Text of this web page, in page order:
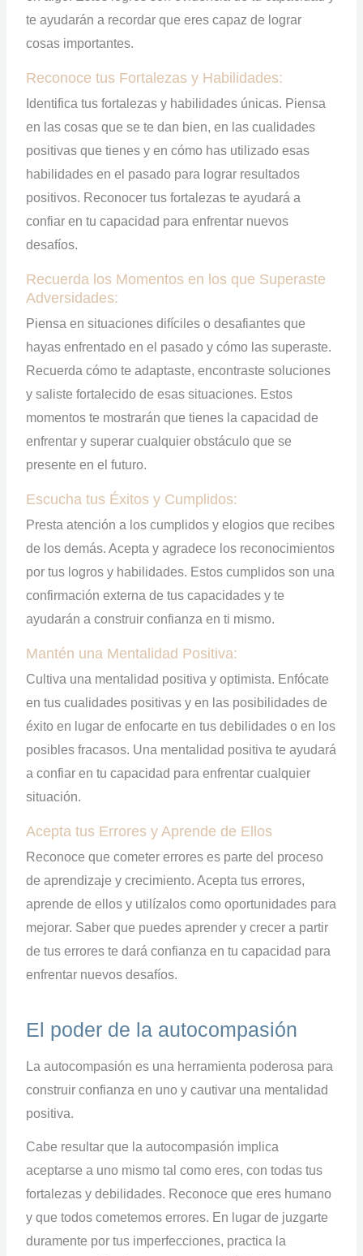
te ayudarán a recordar que eres capaz de lograr
cosas importantes.
Reconoce tus Fortalezas y Habilidades:
Identifica tus fortalezas y habilidades únicas. Piensa
en las cosas que se te dan bien, en las cualidades
positivas que tienes y en cómo has utilizado esas
habilidades en el pasado para lograr resultados
positivos. Reconocer tus fortalezas te ayudará a
confiar en tu capacidad para enfrentar nuevos
desafíos.
Recuerda los Momentos en los que Superaste
Adversidades:
Piensa en situaciones difíciles o desafiantes que
hayas enfrentado en el pasado y cómo las superaste.
Recuerda cómo te adaptaste, encontraste soluciones
y saliste fortalecido de esas situaciones. Estos
momentos te mostrarán que tienes la capacidad de
enfrentar y superar cualquier obstáculo que se
presente en el futuro.
Escucha tus Éxitos y Cumplidos:
Presta atención a los cumplidos y elogios que recibes
de los demás. Acepta y agradece los reconocimientos
por tus logros y habilidades. Estos cumplidos son una
confirmación externa de tus capacidades y te
ayudarán a construir confianza en ti mismo.
Mantén una Mentalidad Positiva:
Cultiva una mentalidad positiva y optimista. Enfócate
en tus cualidades positivas y en las posibilidades de
éxito en lugar de enfocarte en tus debilidades o en los
posibles fracasos. Una mentalidad positiva te ayudará
a confiar en tu capacidad para enfrentar cualquier
situación.
Acepta tus Errores y Aprende de Ellos
Reconoce que cometer errores es parte del proceso
de aprendizaje y crecimiento. Acepta tus errores,
aprende de ellos y utilízalos como oportunidades para
mejorar. Saber que puedes aprender y crecer a partir
de tus errores te dará confianza en tu capacidad para
enfrentar nuevos desafíos.
El poder de la autocompasión
La autocompasión es una herramienta poderosa para
construir confianza en uno y cautivar una mentalidad
positiva.
Cabe resultar que la autocompasión implica
aceptarse a uno mismo tal como eres, con todas tus
fortalezas y debilidades. Reconoce que eres humano
y que todos cometemos errores. En lugar de juzgarte
duramente por tus imperfecciones, practica la